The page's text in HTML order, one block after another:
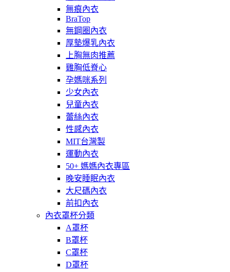
無痕內衣
BraTop
無鋼圈內衣
厚墊爆乳內衣
上胸無肉推薦
雞胸低脊心
孕媽咪系列
少女內衣
兒童內衣
蕾絲內衣
性感內衣
MIT台灣製
運動內衣
50+ 媽媽內衣專區
晚安睡眠內衣
大尺碼內衣
前扣內衣
內衣罩杯分類
A罩杯
B罩杯
C罩杯
D罩杯